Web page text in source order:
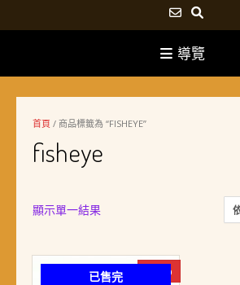
導覽
首頁 / 商品標籤為 “FISHEYE”
fisheye
顯示單一結果
已售完 -15%